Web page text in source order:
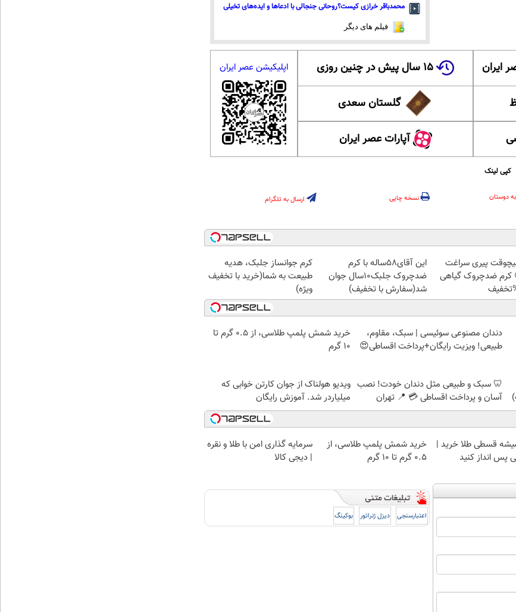
محمدباقر خرازی کیست؟روحانی جنجالی با ادعاها و ایده‌های تخیلی
فیلم های دیگر
ایران ۱۵ سال پیش در چنین روزی
گلستان سعدی
آپارات عصر ایران
اپلیکیشن عصر ایران
کپی لینک
دوستان نسخه چاپی ارسال به تلگرام
پیری سراغت
کرم ضدچروک گیاهی
این آقای58ساله با کرم
ضدچروک جلبک10سال جوان
شد(سفارش با تخفیف)
کرم جوانساز جلبک، هدیه
طبیعت به شما(خرید با تخفیف
ویژه)
دندان مصنوعی سوئیسی | سبک، مقاوم،
طبیعی! ویزیت رایگان+پرداخت اقساطی😍
خرید شمش پلمپ طلاسی، از ۰.۵ گرم تا
۱۰ گرم
🦷 سبک و طبیعی مثل دندان خودت! نصب
آسان و پرداخت اقساطی 💳 📍 تهران
ویدیو هولناک از جوان کارتن خوابی که
میلیاردر شد. آموزش رایگان
قسطی طلا خرید |
پس انداز کنید
خرید شمش پلمپ طلاسی، از
۰.۵ گرم تا ۱۰ گرم
سرمایه گذاری امن با طلا و نقره
| دیجی کالا
اعتبارسنجی دیزل ژنراتور بوکینگ